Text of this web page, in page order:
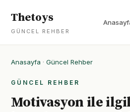
Thetoys
GÜNCEL REHBER
Anasayfa · Güncel Rehber
GÜNCEL REHBER
Motivasyon ile